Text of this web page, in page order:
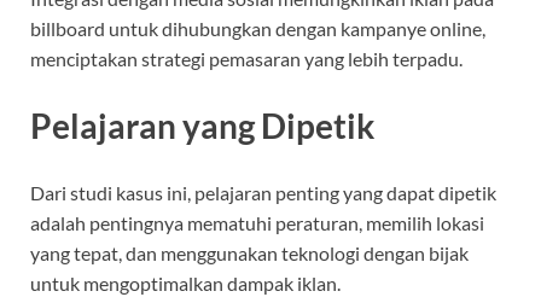
billboard untuk dihubungkan dengan kampanye online,
menciptakan strategi pemasaran yang lebih terpadu.
Pelajaran yang Dipetik
Dari studi kasus ini, pelajaran penting yang dapat dipetik
adalah pentingnya mematuhi peraturan, memilih lokasi
yang tepat, dan menggunakan teknologi dengan bijak
untuk mengoptimalkan dampak iklan.